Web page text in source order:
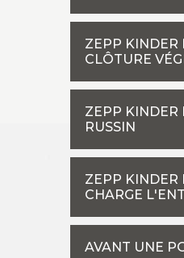
ZEPP KINDER
CLÔTURE
ZEPP KINDER
RUSSIN
ZEPP KINDER
CHARGE
AVANT UNE